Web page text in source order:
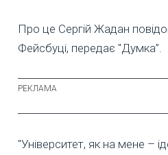
Про це Сергій Жадан
Фейсбуці, передає "Думка”.
"Університет, як на мене –